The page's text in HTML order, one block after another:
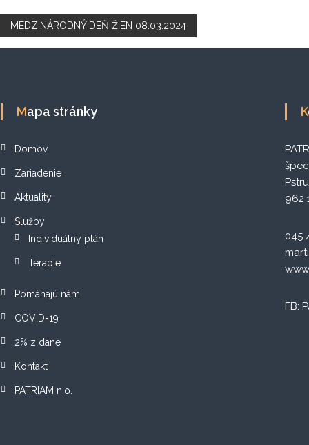
Navigácia
článku
MEDZINÁRODNÝ DEŇ ŽIEN 08.03.2024
Mapa stránky
Domov
Zariadenie
Aktuality
Služby
Individuálny plán
Terapie
Pomáhajú nám
COVID-19
2% z dane
Kontakt
PATRIAM n.o.
962
045
FB: